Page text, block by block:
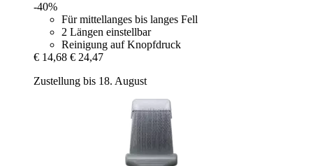
-40%
Für mittellanges bis langes Fell
2 Längen einstellbar
Reinigung auf Knopfdruck
€ 14,68 € 24,47
Zustellung bis 18. August